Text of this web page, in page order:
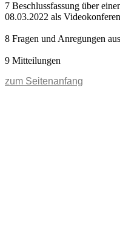
7 Beschlussfassung über
08.03.2022 als
8 Fragen und Anregungen
9 Mitteilungen
zum Seitenanfang